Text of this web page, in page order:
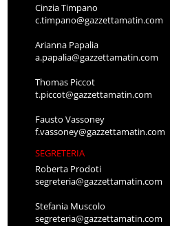
Cinzia Timpano
c.timpano@gazzettamatin.com
Arianna Papalia
a.papalia@gazzettamatin.com
Thomas Piccot
t.piccot@gazzettamatin.com
Fausto Vassoney
f.vassoney@gazzettamatin.com
SEGRETERIA
Roberta Prodoti
segreteria@gazzettamatin.com
Stefania Muscolo
segreteria@gazzettamatin.com